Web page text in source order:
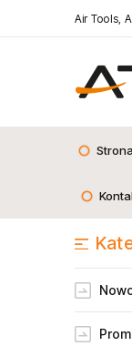
Air Tools,